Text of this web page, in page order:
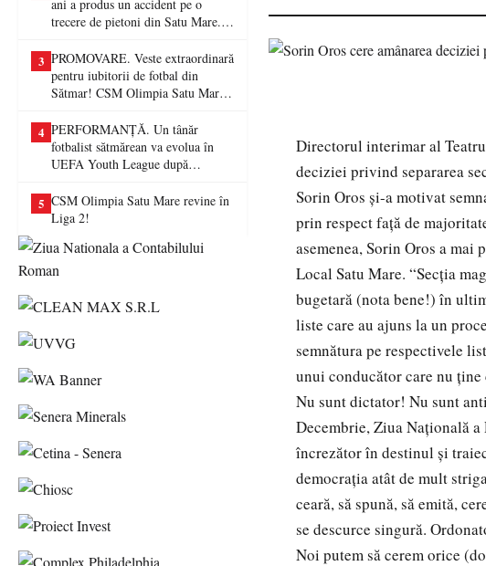
ani a produs un accident pe o
trecere de pietoni din Satu Mare. O
3 PROMOVARE. Veste extraordinară
pentru iubitorii de fotbal din
Sătmar! CSM Olimpia Satu Mare
4 PERFORMANȚĂ. Un tânăr
fotbalist sătmărean va evolua în
UEFA Youth League după
5 CSM Olimpia Satu Mare revine în
Liga 2!
Directorul interimar al
deciziei privind separarea
Sorin Oros şi-a motivat
prin respect faţă de
asemenea, Sorin Oros a
Local Satu Mare. “Secţia
bugetară (nota bene!) în
liste care au ajuns la un
semnătura pe respectivele
unui conducător care nu
Nu sunt dictator! Nu sunt
Decembrie, Ziua Naţională
încrezător în destinul şi
democraţia atât de mult
ceară, să spună, să emită,
se descurce singură.
Noi putem să cerem orice